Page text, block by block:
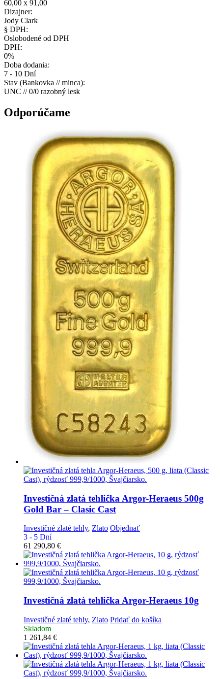
60,00 x 91,00
Dizajner:
Jody Clark
§ DPH:
Oslobodené od DPH
DPH:
0%
Doba dodania:
7 - 10 Dní
Stav (Bankovka // minca):
UNC // 0/0 razobný lesk
Odporúčame
Investičná zlatá tehlička Argor-Heraeus 500g
Gold Bar – Clasic Cast
Investičné zlaté tehly, Zlato Objednať
3 - 5 Dní
61 290,80 €
Investičná zlatá tehlička Argor-Heraeus 10g
Investičné zlaté tehly, Zlato Pridať do košíka
Skladom
1 261,84 €